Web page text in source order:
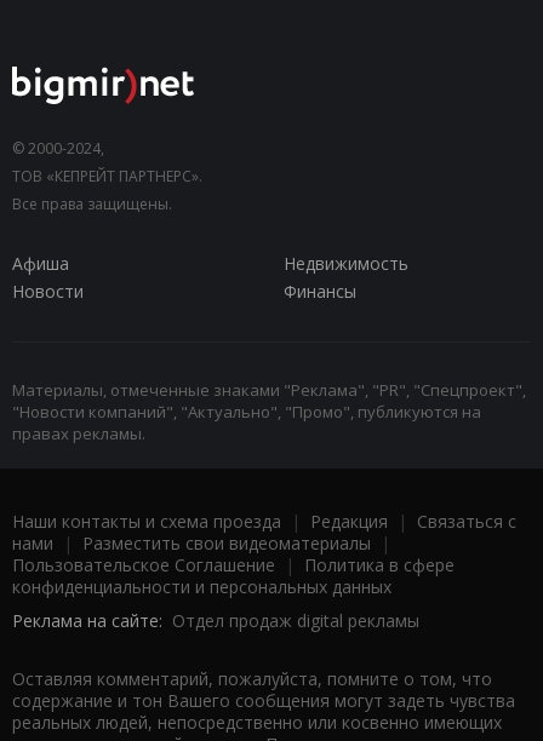
© 2000-2024,
ТОВ «КЕПРЕЙТ ПАРТНЕРС».
Все права защищены.
Афиша
Недвижимость
Новости
Финансы
Материалы, отмеченные знаками "Реклама", "PR", "Спецпроект",
"Новости компаний", "Актуально", "Промо", публикуются на
правах рекламы.
Наши контакты и схема проезда | Редакция | Связаться с
нами | Разместить свои видеоматериалы |
Пользовательское Соглашение |
Политика в сфере
конфиденциальности и персональных данных
Реклама на сайте: Отдел продаж digital рекламы
Оставляя комментарий, пожалуйста, помните о том, что
содержание и тон Вашего сообщения могут задеть чувства
реальных людей, непосредственно или косвенно имеющих